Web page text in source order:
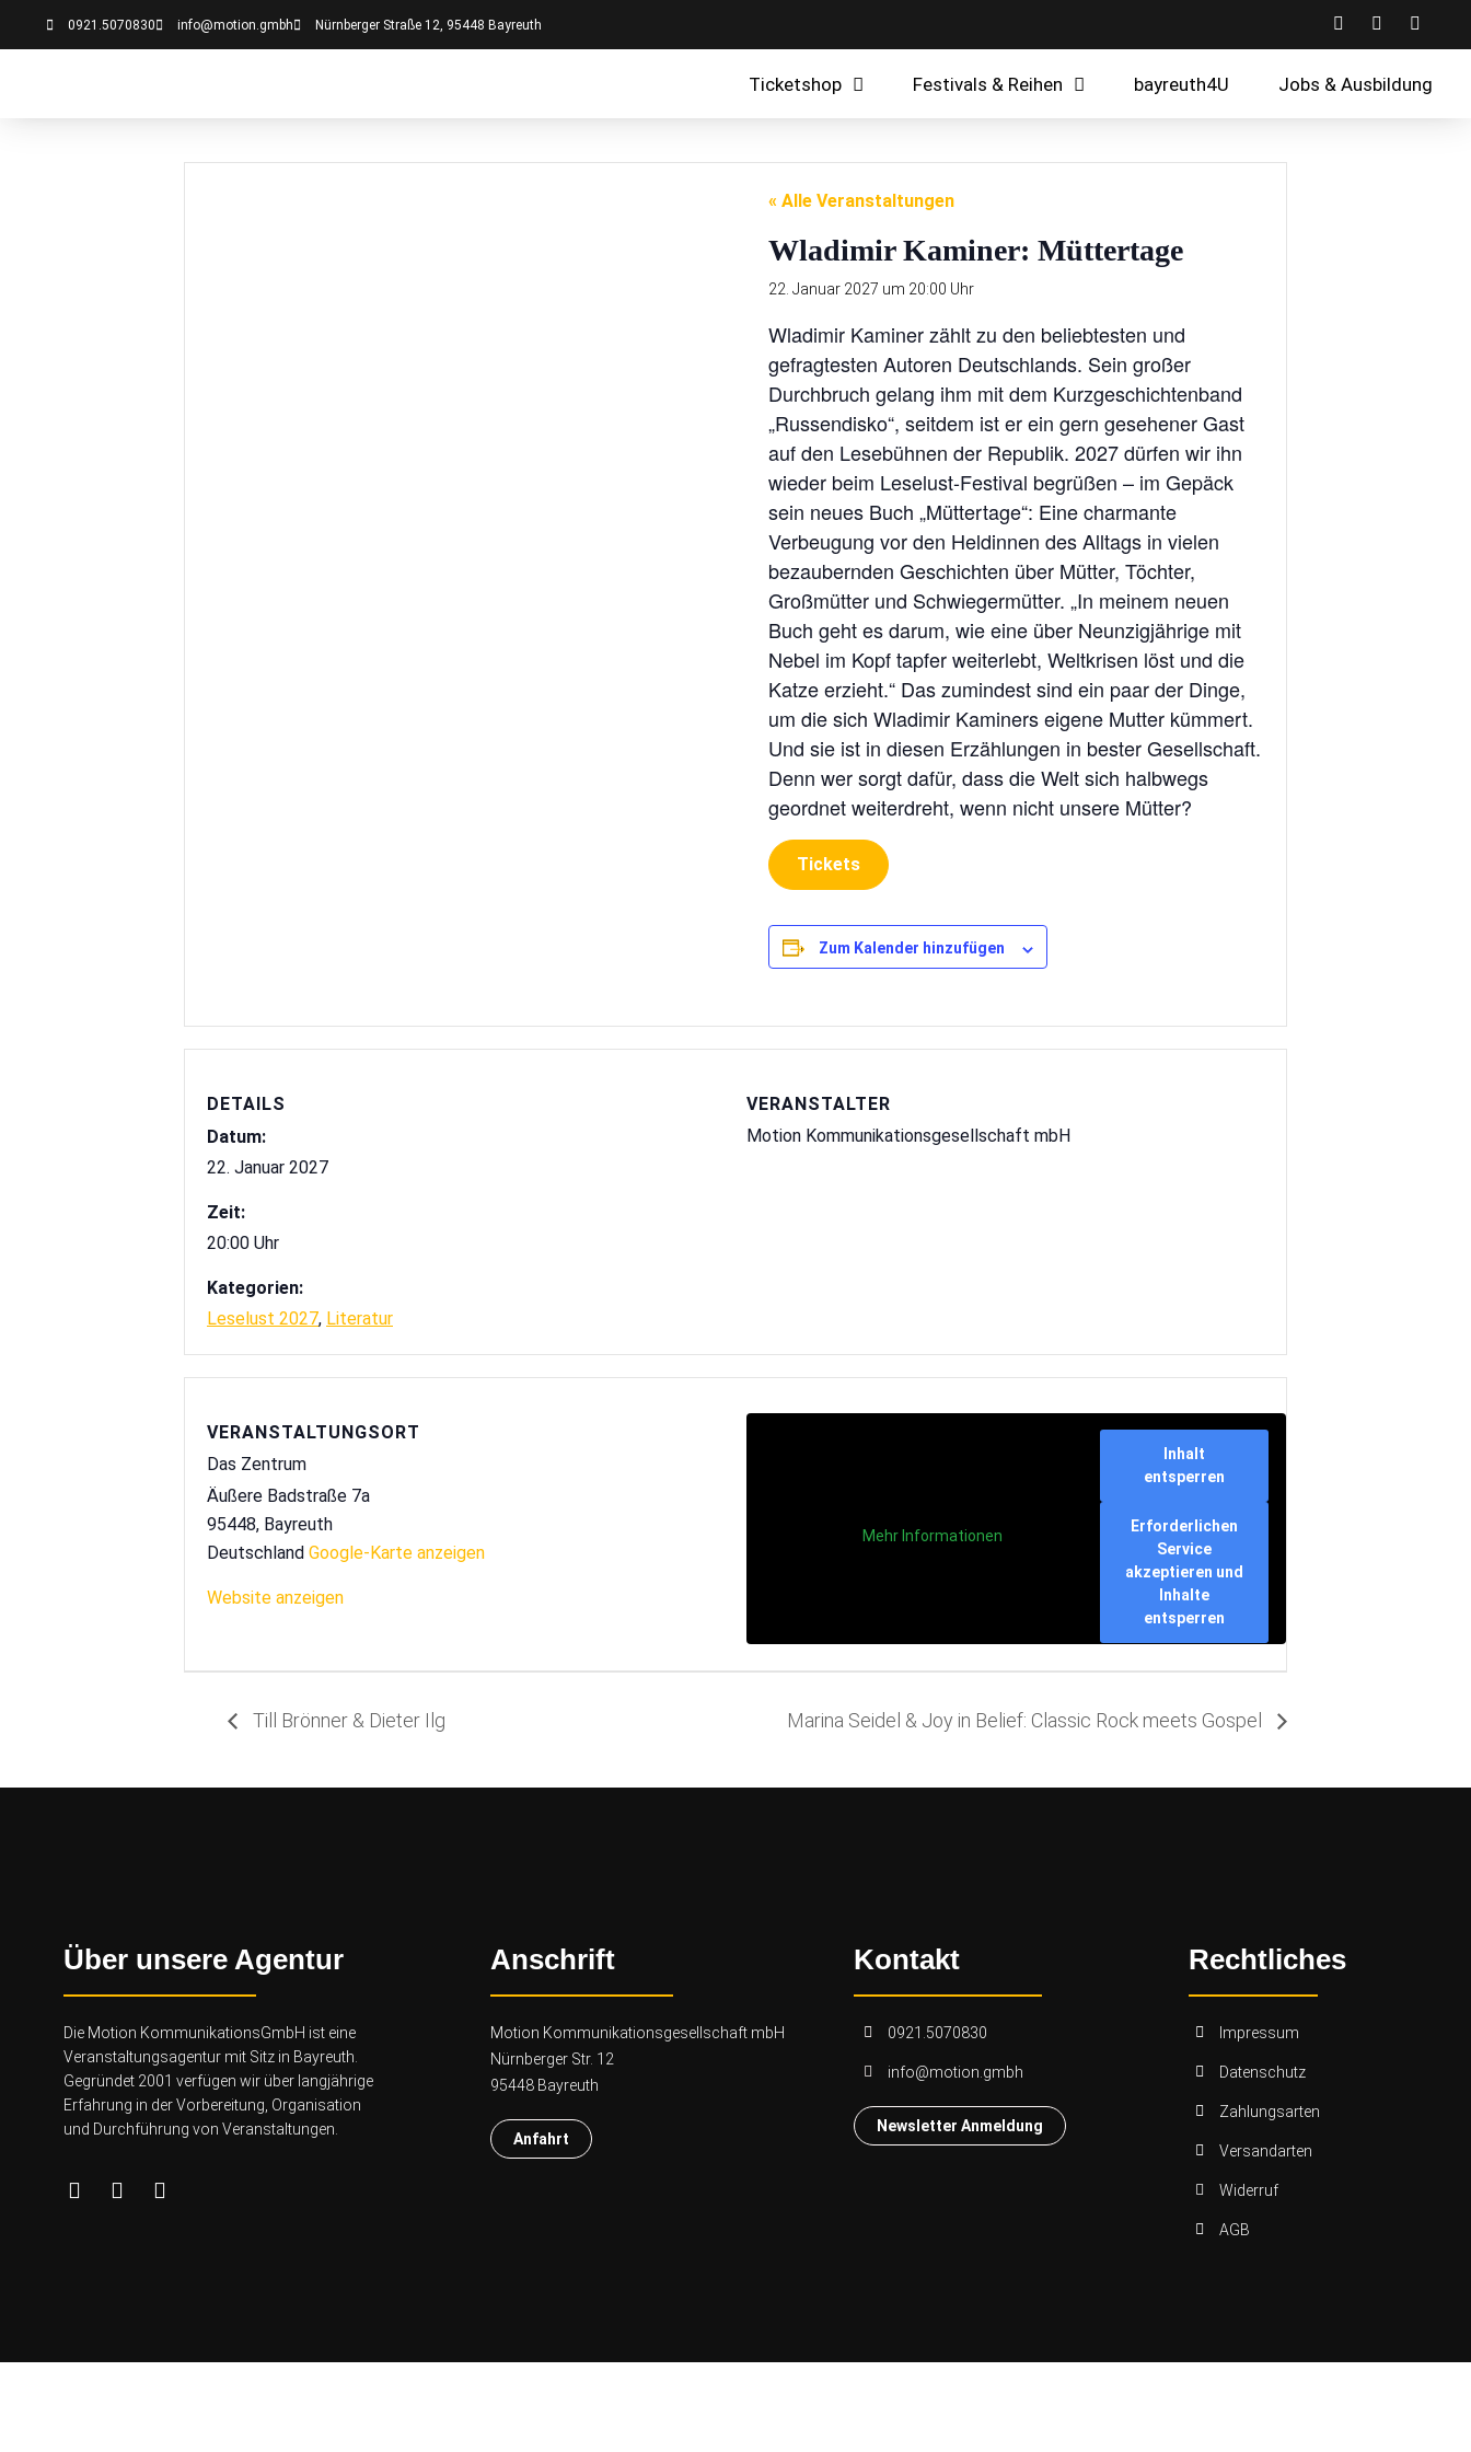
0921.5070830 info@motion.gmbh Nürnberger Straße 12, 95448 Bayreuth
Ticketshop Festivals & Reihen bayreuth4U Jobs & Ausbildung
« Alle Veranstaltungen
Wladimir Kaminer: Müttertage
22. Januar 2027 um 20:00 Uhr
Wladimir Kaminer zählt zu den beliebtesten und
gefragtesten Autoren Deutschlands. Sein großer
Durchbruch gelang ihm mit dem Kurzgeschichtenband
„Russendisko“, seitdem ist er ein gern gesehener Gast
auf den Lesebühnen der Republik. 2027 dürfen wir ihn
wieder beim Leselust-Festival begrüßen – im Gepäck
sein neues Buch „Müttertage“: Eine charmante
Verbeugung vor den Heldinnen des Alltags in vielen
bezaubernden Geschichten über Mütter, Töchter,
Großmütter und Schwiegermütter. „In meinem neuen
Buch geht es darum, wie eine über Neunzigjährige mit
Nebel im Kopf tapfer weiterlebt, Weltkrisen löst und die
Katze erzieht.“ Das zumindest sind ein paar der Dinge,
um die sich Wladimir Kaminers eigene Mutter kümmert.
Und sie ist in diesen Erzählungen in bester Gesellschaft.
Denn wer sorgt dafür, dass die Welt sich halbwegs
geordnet weiterdreht, wenn nicht unsere Mütter?
Tickets
Zum Kalender hinzufügen
DETAILS
Datum:
22. Januar 2027
Zeit:
20:00 Uhr
Kategorien:
Leselust 2027, Literatur
VERANSTALTER
Motion Kommunikationsgesellschaft mbH
VERANSTALTUNGSORT
Das Zentrum
Äußere Badstraße 7a
95448, Bayreuth
Deutschland Google-Karte anzeigen
Website anzeigen
Mehr Informationen
Inhalt
entsperren
Erforderlichen
Service
akzeptieren und
Inhalte
entsperren
Till Brönner & Dieter Ilg Marina Seidel & Joy in Belief: Classic Rock meets Gospel
Über unsere Agentur
Die Motion KommunikationsGmbH ist eine
Veranstaltungsagentur mit Sitz in Bayreuth.
Gegründet 2001 verfügen wir über langjährige
Erfahrung in der Vorbereitung, Organisation
und Durchführung von Veranstaltungen.
Anschrift
Motion Kommunikationsgesellschaft mbH
Nürnberger Str. 12
95448 Bayreuth
Anfahrt
Kontakt
0921.5070830
info@motion.gmbh
Newsletter Anmeldung
Rechtliches
Impressum
Datenschutz
Zahlungsarten
Versandarten
Widerruf
AGB